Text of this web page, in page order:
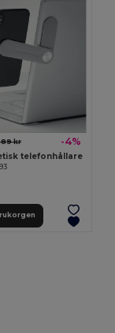
kr -4%
telefonhållare